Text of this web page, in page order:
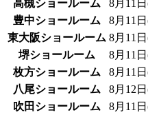
高槻ショールーム
8月11
豊中ショールーム
8月11
東大阪ショールーム 8月11
堺ショールーム
8月11
枚方ショールーム
8月11
八尾ショールーム
8月12
吹田ショールーム
8月11